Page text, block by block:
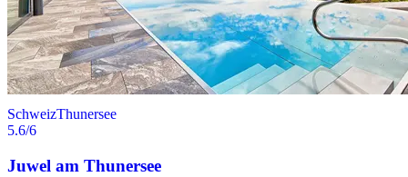
SchweizThunersee
5.6/6
Juwel am Thunersee